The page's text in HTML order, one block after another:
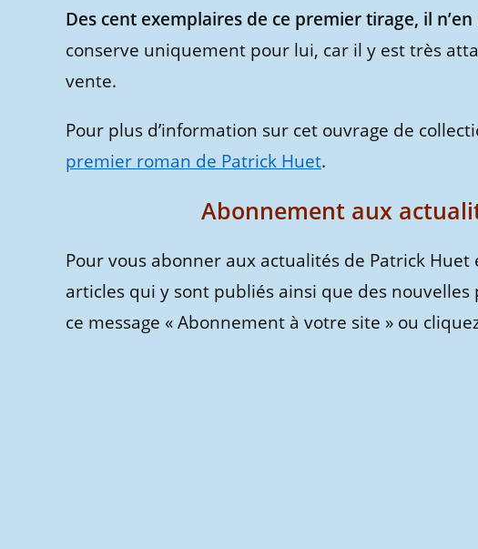
Des cent exemplaires de ce premier tirage, il
conserve uniquement pour lui, car il y est très
vente.
Pour plus d’information sur cet ouvrage de
premier roman de Patrick Huet.
Abonnement aux
Pour vous abonner aux actualités de Patrick
articles qui y sont publiés ainsi que des
ce message « Abonnement à votre site » ou